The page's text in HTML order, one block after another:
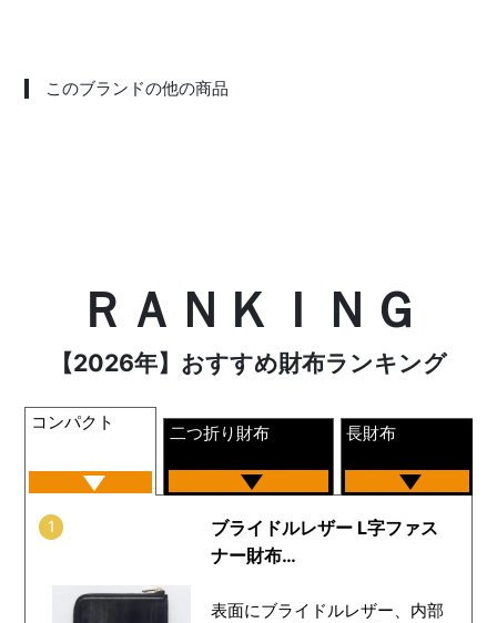
このブランドの他の商品
ＲＡＮＫＩＮＧ
【2026年】おすすめ財布ランキング
コンパクト
二つ折り財布 長財布
1
ブライドルレザー L字ファス
ナー財布…
表面にブライドルレザー、内部